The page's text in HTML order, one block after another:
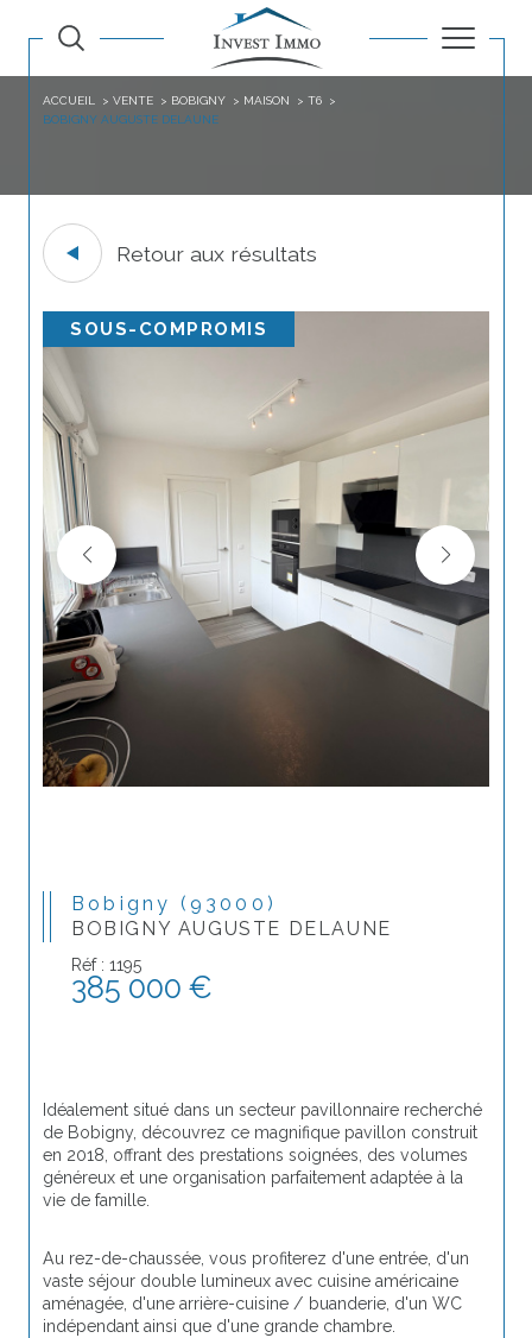
ACCUEIL VENTE BOBIGNY MAISON
T6
BOBIGNY AUGUSTE DELAUNE
Retour aux résultats
SOUS-COMPROMIS
Bobigny (93000)
BOBIGNY AUGUSTE DELAUNE
Réf : 1195
385 000 €
Idéalement situé dans un secteur pavillonnaire recherché
de Bobigny, découvrez ce magnifique pavillon construit
en 2018, offrant des prestations soignées, des volumes
généreux et une organisation parfaitement adaptée à la
vie de famille.
Au rez-de-chaussée, vous profiterez d'une entrée, d'un
vaste séjour double lumineux avec cuisine américaine
aménagée, d'une arrière-cuisine / buanderie, d'un WC
indépendant ainsi que d'une grande chambre.